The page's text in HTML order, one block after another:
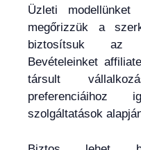
Üzleti
megőrizzük a
biztosítsuk az
Bevételeinket
társult
preferenciáihoz
szolgáltatások